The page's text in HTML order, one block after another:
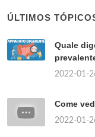
ÚLTIMOS
Quale
2022-01-
Come
2022-01-